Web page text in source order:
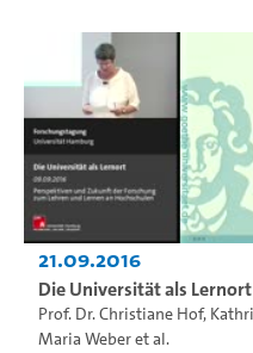
21.09.2016
Die Universität als Lernort
Prof. Dr. Christiane Hof,
Maria Weberet al.